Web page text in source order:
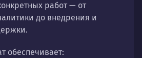
работ — от
до внедрения и
обеспечивает: